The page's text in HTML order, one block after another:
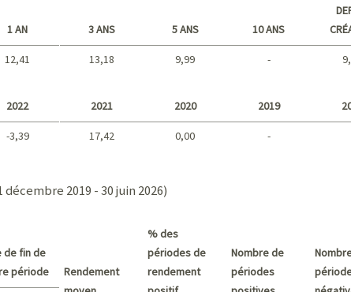
1 AN
12,41
3 ANS 5 ANS 10 ANS
13,18 9,99 -
2022
-3,39
2021 2020 2019
17,42 0,00 -
décembre 2019 - 30 juin 2026)
de fin de
période
Rendement
% des
périodes de
rendement
Nombre de
périodes